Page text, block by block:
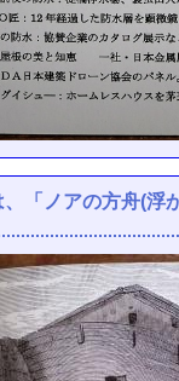
「ノアの方舟(浮